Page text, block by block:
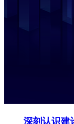
深刻认识建